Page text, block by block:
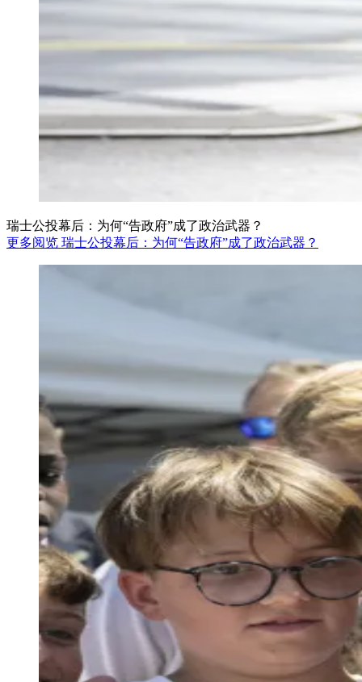
瑞士公投幕后：为何“告政府”成了政治武器？
更多阅览 瑞士公投幕后：为何“告政府”成了政治武器？